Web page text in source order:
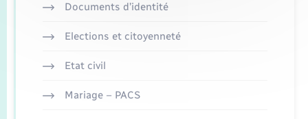
Documents d’identité
Elections et citoyenneté
Etat civil
Mariage – PACS